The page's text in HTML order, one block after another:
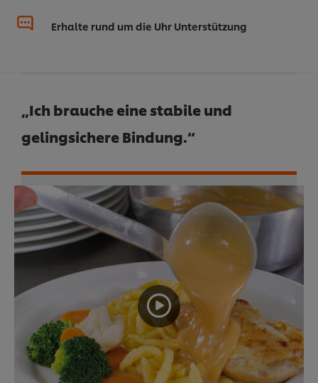
Erhalte rund um die Uhr Unterstützung
„Ich brauche eine stabile und
gelingsichere Bindung.“